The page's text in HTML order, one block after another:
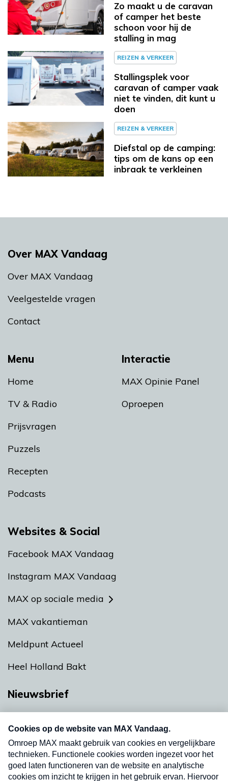
Zo maakt u de caravan
of camper het beste
schoon voor hij de
stalling in mag
REIZEN & VERKEER
Stallingsplek voor
caravan of camper vaak
niet te vinden, dit kunt u
doen
REIZEN & VERKEER
Diefstal op de camping:
tips om de kans op een
inbraak te verkleinen
Menu
Home
TV & Radio
Prijsvragen
Puzzels
Recepten
Podcasts
Interactie
MAX Opinie Panel
Oproepen
Over MAX Vandaag
Over MAX Vandaag
Veelgestelde vragen
Contact
Websites & Social
Facebook MAX Vandaag
Instagram MAX Vandaag
MAX op sociale media
MAX vakantieman
Meldpunt Actueel
Heel Holland Bakt
Nieuwsbrief
nieuwsbrief. Elke vrijdag- en dinsdagochtend in
uw mailbox.
Verzend